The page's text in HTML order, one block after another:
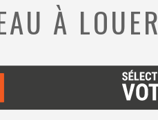
À LOUER